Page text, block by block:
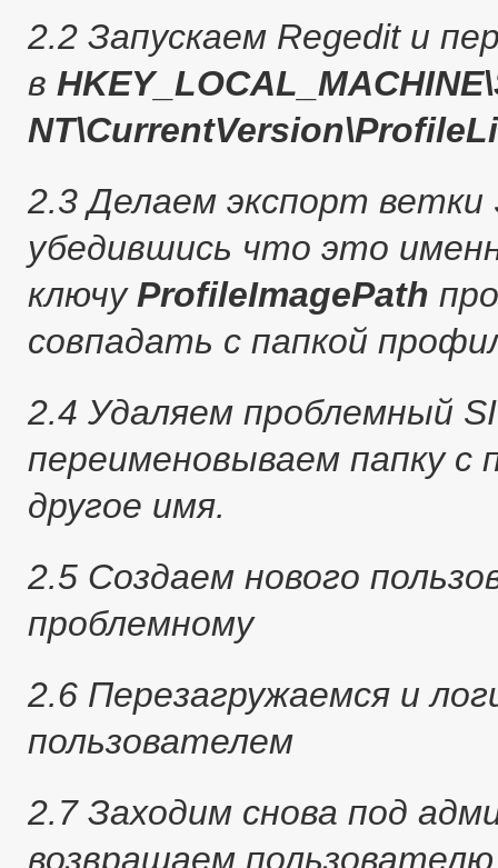
2.2 Запускаем Regedit и
в
2.3 Делаем экспорт
убедившись что это
ключуProfileImagePath
совпадать с папкой
2.4 Удаляем проблемный
переименовываем папку с
другое имя.
2.5 Создаем нового
проблемному
2.6 Перезагружаемся и
пользователем
2.7 Заходим снова под
возвращаем